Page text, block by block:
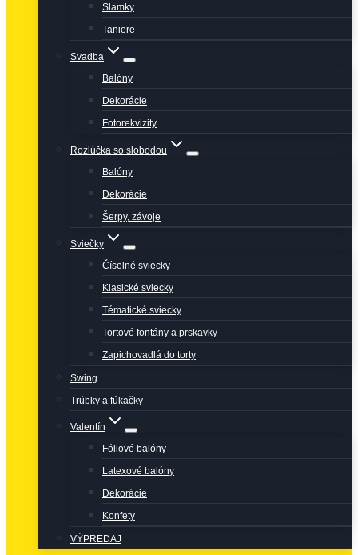
Slamky
Taniere
Svadba
Balóny
Dekorácie
Fotorekvizity
Rozlúčka so slobodou
Balóny
Dekorácie
Šerpy, závoje
Sviečky
Číselné sviecky
Klasické sviecky
Tématické sviecky
Tortové fontány a prskavky
Zapichovadlá do torty
Swing
Trúbky a fúkačky
Valentín
Fóliové balóny
Latexové balóny
Dekorácie
Konfety
VÝPREDAJ